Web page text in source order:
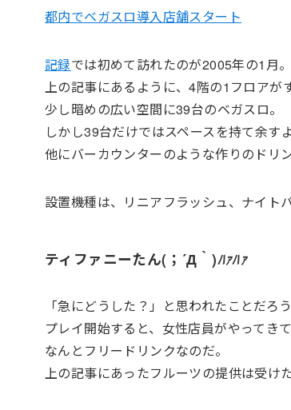
都内でベガスロ導入店舗スタート
記録では初めて訪れたのが2005年の1月。
上の記事にあるように、4階の1フロアが
少し暗めの広い空間に39台のベガスロ。
しかし39台だけではスペースを持て余す
他にバーカウンターのような作りのドリ
設置機種は、リニアフラッシュ、ナイト
ティファニーたん(；´Д｀)ﾊｧﾊｧ
「急にどうした？」と思われたことだろう
プレイ開始すると、女性店員がやってき
なんとフリードリンクなのだ。
上の記事にあったフルーツの提供は受け